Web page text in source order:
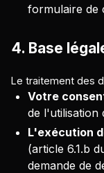
formulaire de
4. Base
Le traitement des
Votre
de l'utilisation
L'exécution
(article 6.1.b
demande de